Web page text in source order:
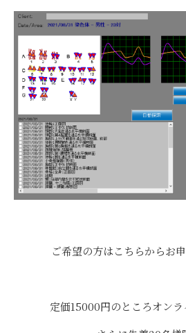
ご希望の方はこちらからお申
定価15000円のところオン